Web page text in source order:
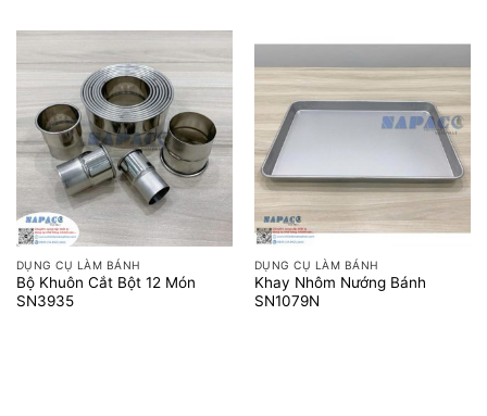
DỤNG CỤ LÀM BÁNH
Bộ Khuôn Cắt Bột 12 Món
SN3935
DỤNG CỤ LÀM BÁNH
Khay Nhôm Nướng Bánh
SN1079N